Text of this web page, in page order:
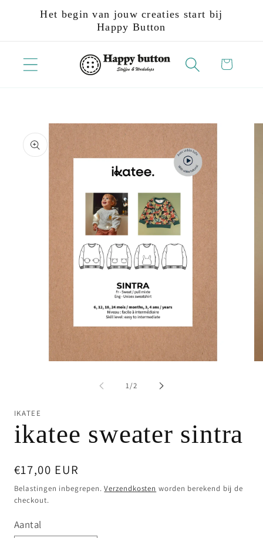
naar de
Het begin van jouw creaties start bij
Happy Button
Winkelwagen
direct naar
1/van
2
IKATEE
ikatee sweater sintra
Normale
prijs
€17,00 EUR
Belastingen inbegrepen.Verzendkosten worden berekend bij de
checkout.
Aantal